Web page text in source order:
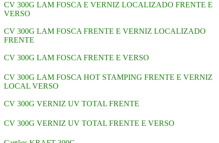
CV 300G LAM FOSCA E VERNIZ LOCALIZADO FRENTE E
VERSO
CV 300G LAM FOSCA FRENTE E VERNIZ LOCALIZADO
FRENTE
CV 300G LAM FOSCA FRENTE E VERSO
CV 300G LAM FOSCA HOT STAMPING FRENTE E VERNIZ
LOCAL VERSO
CV 300G VERNIZ UV TOTAL FRENTE
CV 300G VERNIZ UV TOTAL FRENTE E VERSO